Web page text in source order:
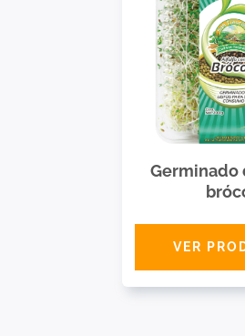
Germinado
VER